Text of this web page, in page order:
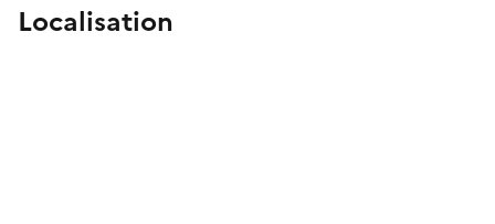
Localisation